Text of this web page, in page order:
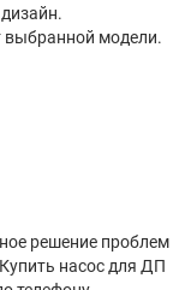
выбранной модели.
решение проблем
насос для ДП